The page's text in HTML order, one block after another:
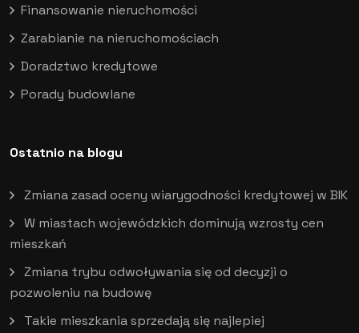
Finansowanie nieruchomości
Zarabianie na nieruchomościach
Doradztwo kredytowe
Porady budowlane
Ostatnio na blogu
Zmiana zasad oceny wiarygodności kredytowej w BIK
W miastach wojewódzkich dominują wzrosty cen
mieszkań
Zmiana trybu odwoływania się od decyzji o
pozwoleniu na budowę
Takie mieszkania sprzedają się najlepiej